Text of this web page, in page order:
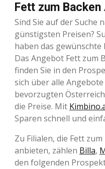
Fett zum
Sind Sie auf der Suche
günstigsten Preisen?
haben das
Das Angebot Fett zum
finden Sie in den
sich über alle
bevorzugten
die Preise. Mit
Sparen schnell und
Zu Filialen, die Fett
anbieten, zählen Billa,
den folgenden